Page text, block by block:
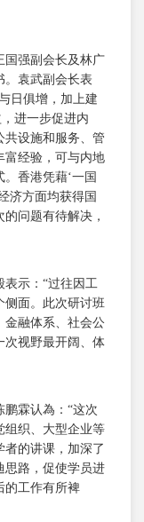
国强副会长及林广
。袁武副会长表
日俱增，加上建
进一步促进内
共设施和服务、管
富经验，可与内地
香港凭藉‘一国
济方面均获得国
问题有待解决，
表示：“过往因工
侧面。此次研讨班
金融体系、社会公
次视野最开阔、体
鹏霖认為：“这次
组织、大型企业等
的讲课，加深了
思路，促使学员进
的工作有所裨